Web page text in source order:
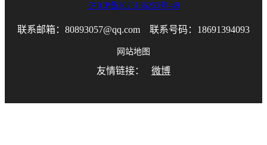
沪ICP备2025136253号-49
联系邮箱：80893057@qq.com 联系号码：18691394093
网站地图
友情链接： 微博